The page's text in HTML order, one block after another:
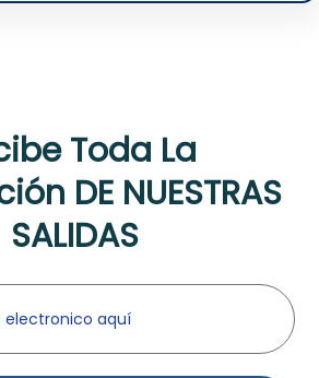
Toda La
DE NUESTRAS
SALIDAS